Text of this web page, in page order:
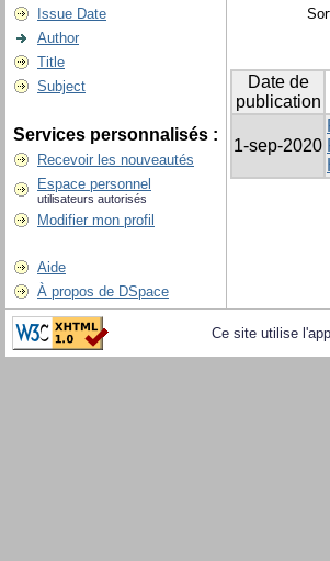
Issue Date
Author
Title
Subject
Services personnalisés :
Recevoir les nouveautés
Espace personnel
utilisateurs autorisés
Modifier mon profil
Aide
À propos de DSpace
Date de
publication
1-sep-2020
Ce site utilise